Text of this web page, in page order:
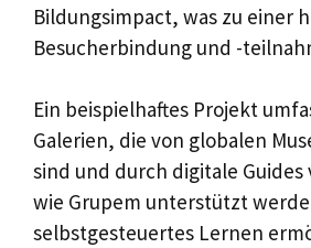
Bildungsimpact, was zu einer
Besucherbindung und -
Ein beispielhaftes Projekt
Galerien, die von globalen
sind und durch digitale Guides
wie Grupem unterstützt
selbstgesteuertes Lernen